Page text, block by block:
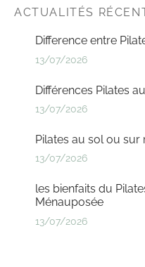
ACTUALITÉS
Difference entre
13/07/2026
Différences Pilates
13/07/2026
Pilates au sol ou sur
13/07/2026
les bienfaits du
Ménauposée
13/07/2026